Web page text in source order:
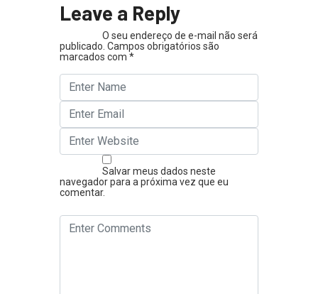
Leave a Reply
O seu endereço de e-mail não será
publicado. Campos obrigatórios são
marcados com *
Salvar meus dados neste
navegador para a próxima vez que eu
comentar.